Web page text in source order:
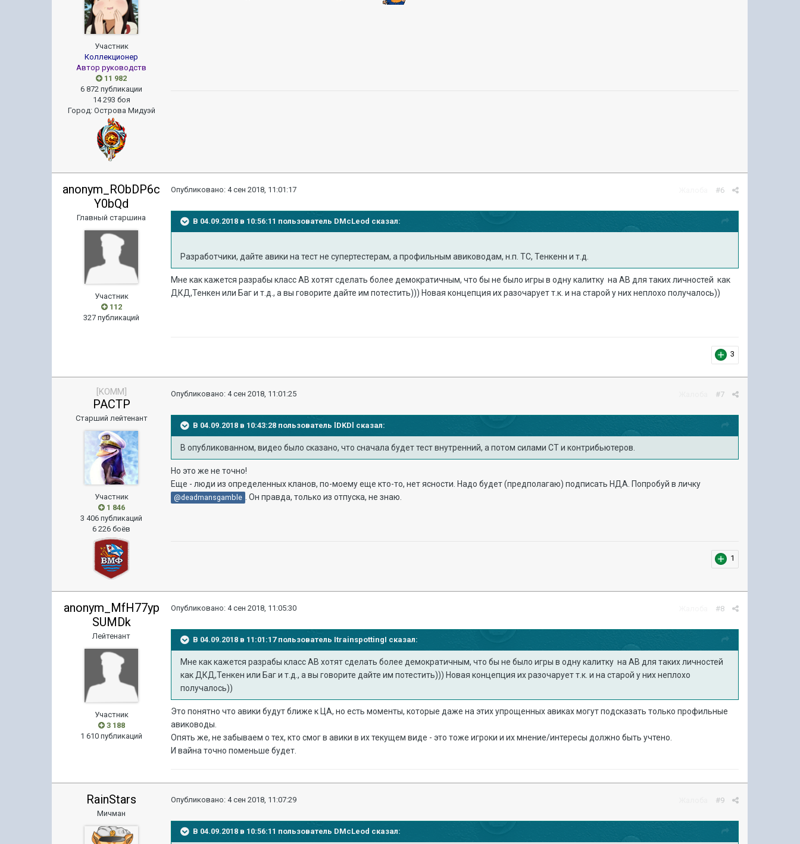
Участник
Коллекционер
Автор руководств
11 982
6 872 публикации
14 293 боя
Город: Острова Мидуэй
anonym_RObDP6c
Y0bQd
Главный старшина
Участник
112
327 публикаций
#6
Опубликовано:4 сен 2018, 11:01:17
В 04.09.2018 в 10:56:11 пользователь DMcLeod сказал:
Разработчики, дайте авики на тест не супертестерам, а профильным авиководам, н.п. ТС, Тенкенн и т.д.
Мне как кажется разрабы класс АВ хотят сделать более демократичным, что бы не было игры в одну калитку на АВ для таких личностей как
ДКД,Тенкен или Баг и т.д., а вы говорите дайте им потестить))) Новая концепция их разочарует т.к. и на старой у них неплохо получалось))
3
[KOMM]
PACTP
Старший лейтенант
Участник
1 846
3 406 публикаций
6 226 боёв
#7
Опубликовано:4 сен 2018, 11:01:25
В 04.09.2018 в 10:43:28 пользователь lDKDl сказал:
В опубликованном, видео было сказано, что сначала будет тест внутренний, а потом силами СТ и контрибьютеров.
Но это же не точно!
Еще - люди из определенных кланов, по-моему еще кто-то, нет ясности. Надо будет (предполагаю) подписать НДА. Попробуй в личку
@deadmansgamble . Он правда, только из отпуска, не знаю.
1
anonym_MfH77yp
SUMDk
Лейтенант
Участник
3 188
1 610 публикаций
#8
Опубликовано:4 сен 2018, 11:05:30
В 04.09.2018 в 11:01:17 пользователь ItrainspottingI сказал:
Мне как кажется разрабы класс АВ хотят сделать более демократичным, что бы не было игры в одну калитку на АВ для таких личностей
как ДКД,Тенкен или Баг и т.д., а вы говорите дайте им потестить))) Новая концепция их разочарует т.к. и на старой у них неплохо
получалось))
Это понятно что авики будут ближе к ЦА, но есть моменты, которые даже на этих упрощенных авиках могут подсказать только профильные
авиководы.
Опять же, не забываем о тех, кто смог в авики в их текущем виде - это тоже игроки и их мнение/интересы должно быть учтено.
И вайна точно поменьше будет.
RainStars
Мичман
#9
Опубликовано:4 сен 2018, 11:07:29
В 04.09.2018 в 10:56:11 пользователь DMcLeod сказал: